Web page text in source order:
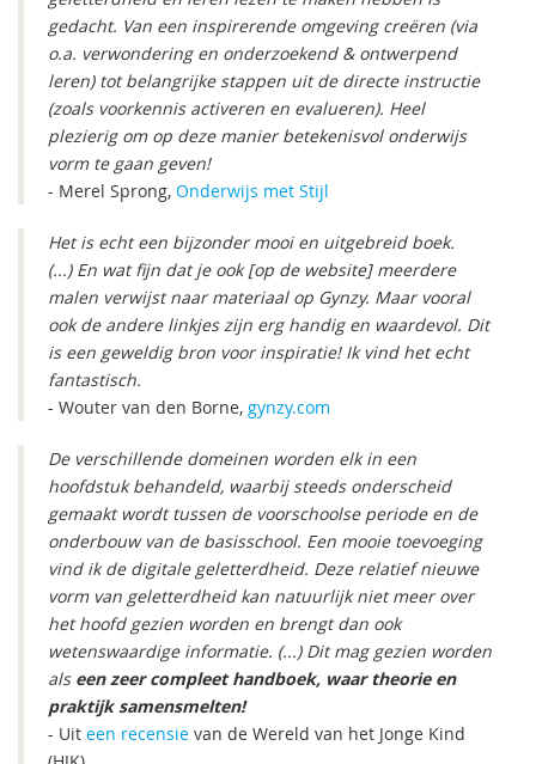
gedacht. Van een inspirerende omgeving creëren (via
o.a. verwondering en onderzoekend & ontwerpend
leren) tot belangrijke stappen uit de directe instructie
(zoals voorkennis activeren en evalueren). Heel
plezierig om op deze manier betekenisvol onderwijs
vorm te gaan geven!
- Merel Sprong, Onderwijs met Stijl
Het is echt een bijzonder mooi en uitgebreid boek.
(...) En wat fijn dat je ook [op de website] meerdere
malen verwijst naar materiaal op Gynzy. Maar vooral
ook de andere linkjes zijn erg handig en waardevol. Dit
is een geweldig bron voor inspiratie! Ik vind het echt
fantastisch.
- Wouter van den Borne, gynzy.com
De verschillende domeinen worden elk in een
hoofdstuk behandeld, waarbij steeds onderscheid
gemaakt wordt tussen de voorschoolse periode en de
onderbouw van de basisschool. Een mooie toevoeging
vind ik de digitale geletterdheid. Deze relatief nieuwe
vorm van geletterdheid kan natuurlijk niet meer over
het hoofd gezien worden en brengt dan ook
wetenswaardige informatie. (...) Dit mag gezien worden
als een zeer compleet handboek, waar theorie en
praktijk samensmelten!
- Uit een recensie van de Wereld van het Jonge Kind